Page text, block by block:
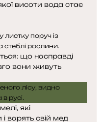
висоти вода стає
що насправді
вони живуть
які
варять свій мед